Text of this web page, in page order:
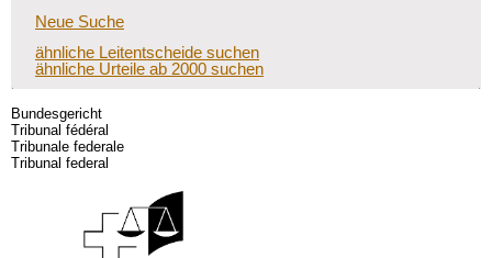
Neue Suche
ähnliche Leitentscheide suchen
ähnliche Urteile ab 2000 suchen
Bundesgericht
Tribunal fédéral
Tribunale federale
Tribunal federal